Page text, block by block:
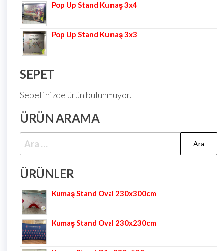
Pop Up Stand Kumaş 3x4
Pop Up Stand Kumaş 3x3
SEPET
Sepetinizde ürün bulunmuyor.
ÜRÜN ARAMA
ÜRÜNLER
Kumaş Stand Oval 230x300cm
Kumaş Stand Oval 230x230cm